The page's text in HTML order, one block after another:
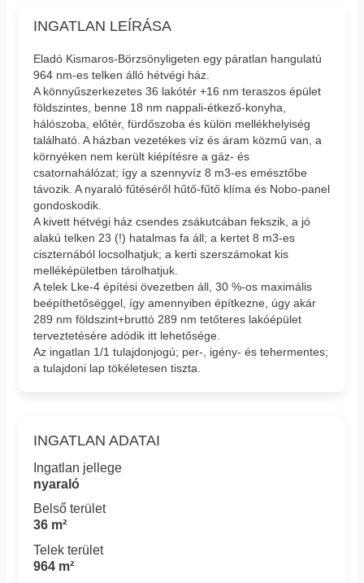
INGATLAN LEÍRÁSA
Eladó Kismaros-Börzsönyligeten egy páratlan hangulatú
964 nm-es telken álló hétvégi ház.
A könnyűszerkezetes 36 lakótér +16 nm teraszos épület
földszintes, benne 18 nm nappali-étkező-konyha,
hálószoba, előtér, fürdőszoba és külön mellékhelyiség
található. A házban vezetékes víz és áram közmű van, a
környéken nem került kiépítésre a gáz- és
csatornahálózat; így a szennyvíz 8 m3-es emésztőbe
távozik. A nyaraló fűtéséről hűtő-fűtő klíma és Nobo-panel
gondoskodik.
A kivett hétvégi ház csendes zsákutcában fekszik, a jó
alakú telken 23 (!) hatalmas fa áll; a kertet 8 m3-es
ciszternából locsolhatjuk; a kerti szerszámokat kis
melléképületben tárolhatjuk.
A telek Lke-4 építési övezetben áll, 30 %-os maximális
beépíthetőséggel, így amennyiben építkezne, úgy akár
289 nm földszint+bruttó 289 nm tetőteres lakóépület
terveztetésére adódik itt lehetősége.
Az ingatlan 1/1 tulajdonjogú; per-, igény- és tehermentes;
a tulajdoni lap tökéletesen tiszta.
INGATLAN ADATAI
Ingatlan jellege
nyaraló
Belső terület
36 m²
Telek terület
964 m²